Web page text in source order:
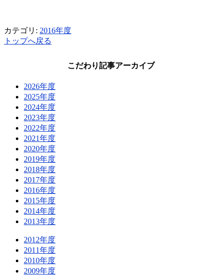
カテゴリ: 2016年度
トップへ戻る
こだわり記事アーカイブ
2026年度
2025年度
2024年度
2023年度
2022年度
2021年度
2020年度
2019年度
2018年度
2017年度
2016年度
2015年度
2014年度
2013年度
2012年度
2011年度
2010年度
2009年度